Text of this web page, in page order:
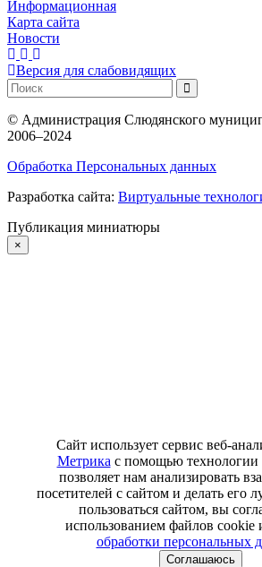
Информационная
Карта сайта
Новости
Версия для слабовидящих
© Администрация Слюдянского
2006–2024
Обработка Персональных данных
Разработка сайта: Виртуальные
Публикация миниатюры
×
Сайт использует сервис веб-
Метрика с помощью технологии
позволяет нам анализировать
посетителей с сайтом и делать его
пользоваться сайтом, вы
использованием файлов cookie
обработки персональных
Соглашаюсь